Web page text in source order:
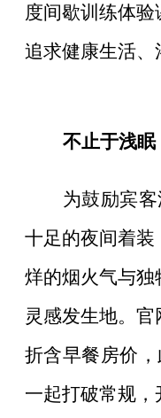
度间歇训练体
追求健康生活、
不止于浅
为鼓励宾
十足的夜间着
烊的烟火气与
灵感发生地。
折含早餐房价
一起打破常规，